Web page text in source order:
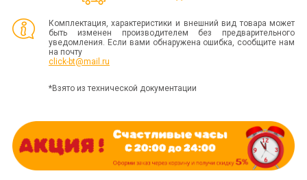
Комплектация, характеристики и внешний вид товара может
быть изменен производителем без предварительного
уведомления. Если вами обнаружена ошибка, сообщите нам
на почту
click-bt@mail.ru
*Взято из технической документации